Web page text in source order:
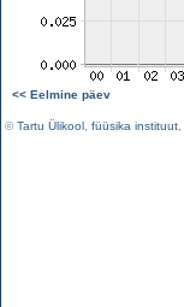
<< Eelmine päev
©Tartu Ülikool füüsika instituut